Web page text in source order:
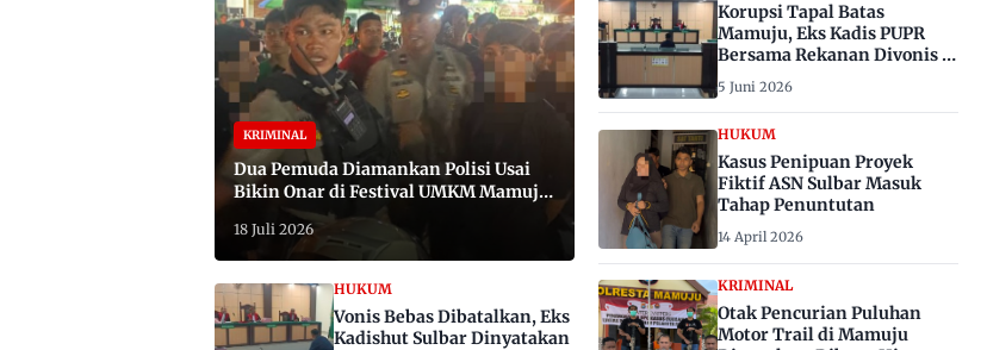
KRIMINAL
Dua Pemuda Diamankan Polisi Usai
Bikin Onar di Festival UMKM Mamuju,
Satu Bawa Badik
18 Juli 2026
HUKUM
Vonis Bebas Dibatalkan, Eks
Kadishut Sulbar Dinyatakan
Korupsi Tapal Batas
Mamuju, Eks Kadis PUPR
Bersama Rekanan Divonis 6
dan 8 Tahun Penjara
5 Juni 2026
HUKUM
Kasus Penipuan Proyek
Fiktif ASN Sulbar Masuk
Tahap Penuntutan
14 April 2026
KRIMINAL
Otak Pencurian Puluhan
Motor Trail di Mamuju